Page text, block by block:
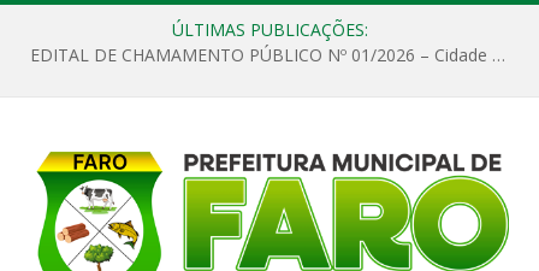
ÚLTIMAS PUBLICAÇÕES:
EDITAL DE CHAMAMENTO PÚBLICO Nº 01/2026 – Cidade de Faro